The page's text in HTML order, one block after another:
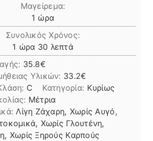
Μαγείρεμα:
1 ώρα
ώρα
Συνολικός Χρόνος:
1 ώρα
ώρα 30 λεπτά
λεπτά
35.8€
Υλικών: 33.2
C Κατηγορία: Κυρίως
Μέτρια
Λίγη Ζάχαρη, Χωρίς Αυγό,
Χωρίς Γλουτένη,
Χωρίς Ξηρούς Καρπούς